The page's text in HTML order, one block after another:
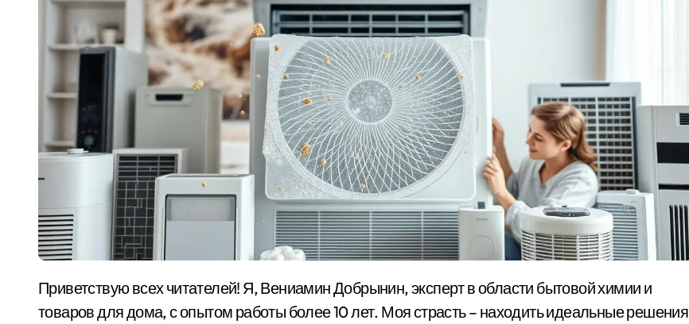
Приветствую всех читателей! Я, Вениамин Добрынин, эксперт в области бытовой химии и
товаров для дома, с опытом работы более 10 лет. Моя страсть – находить идеальные решения